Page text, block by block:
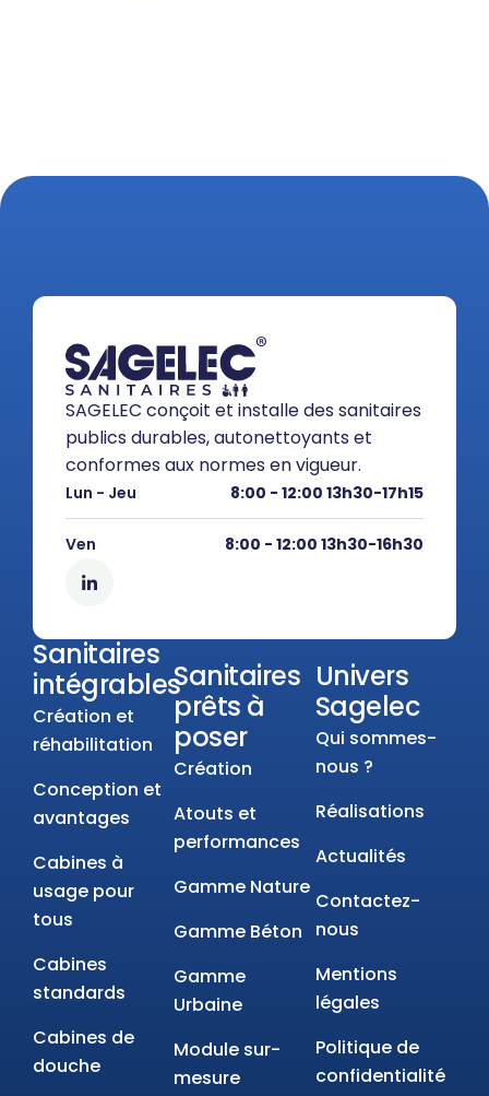
SAGELEC conçoit et installe des sanitaires
publics durables, autonettoyants et
conformes aux normes en vigueur.
Lun - Jeu 8:00 - 12:00 13h30-17h15
Ven 8:00 - 12:00 13h30-16h30
Sanitaires
intégrables
Création et
réhabilitation
Conception et
avantages
Cabines à
usage pour
tous
Cabines
standards
Cabines de
douche
Sanitaires
prêts à
poser
Création
Atouts et
performances
Gamme Nature
Gamme Béton
Gamme
Urbaine
Module sur-
mesure
Univers
Sagelec
Qui sommes-
nous ?
Réalisations
Actualités
Contactez-
nous
Mentions
légales
Politique de
confidentialité